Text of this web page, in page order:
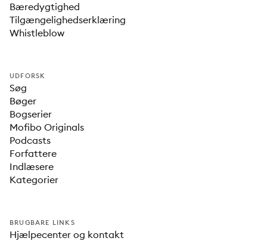
Bæredygtighed
Tilgængelighedserklæring
Whistleblow
UDFORSK
Søg
Bøger
Bogserier
Mofibo Originals
Podcasts
Forfattere
Indlæsere
Kategorier
BRUGBARE LINKS
Hjælpecenter og kontakt